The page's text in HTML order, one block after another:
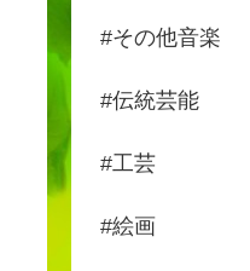
#その他音楽
#伝統芸能
#工芸
#絵画